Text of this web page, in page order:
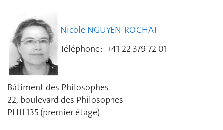
Nicole NGUYEN-ROCHAT
Téléphone : +41 22 379 72 01
Bâtiment des Philosophes
22, boulevard des Philosophes
PHIL135 (premier étage)